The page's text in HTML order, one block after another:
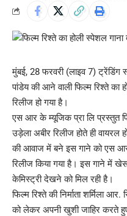
मुंबई, 28 फरवरी (लाइव 7) ट्रेंडिंग
पांडेय की आने वाली फिल्म रिश्ते का
रिलीज हो गया है।
एस आर के म्यूजिक प्रा लि प्रस्तुत
उड़ेला अबीर रिलीज होते ही
की आवाज में बने इस गाने को एस
रिलीज किया गया है। इस गाने में
केमिस्ट्री देखने को मिल रही है।
फिल्म रिश्ते की निर्माता शर्मिला
को लेकर अपनी खुशी जाहिर करते हुए